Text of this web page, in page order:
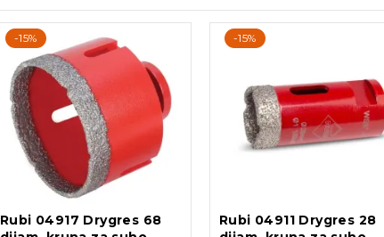
-15%
Rubi 04917 Drygres 68
-15%
Rubi 04911 Drygres 28